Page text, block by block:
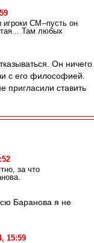
СМ--пусть он
Там любых
Он ничего
с его философией.
пригласили ставить
за что
Баранова я не
15:59